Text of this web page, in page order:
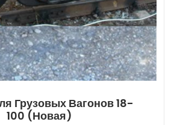
Грузовых Вагонов 18-
100 (новая)